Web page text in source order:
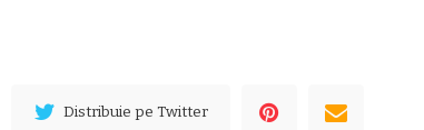
Distribuie pe Twitter